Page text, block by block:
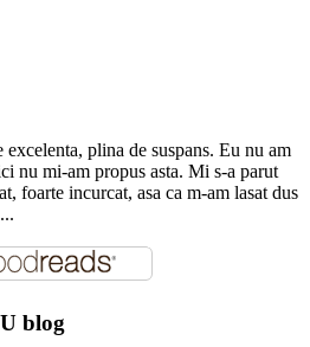
plina de suspans. Eu nu am
nu mi-am propus asta. Mi s-a parut
foarte incurcat, asa ca m-am lasat dus
blog